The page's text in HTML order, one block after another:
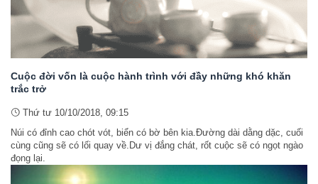
Cuộc đời vốn là cuộc hành trình với đầy những khó khăn
trắc trở
Thứ tư 10/10/2018, 09:15
Núi có đỉnh cao chót vót, biển có bờ bên kia.Đường dài dằng dặc, cuối
cùng cũng sẽ có lối quay về.Dư vị đắng chát, rốt cuộc sẽ có ngọt ngào
đọng lại.